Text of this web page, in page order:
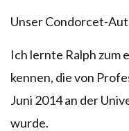
Unser Condorcet-
Ich lernte Ralph zum
kennen, die von
Juni 2014 an der
wurde.